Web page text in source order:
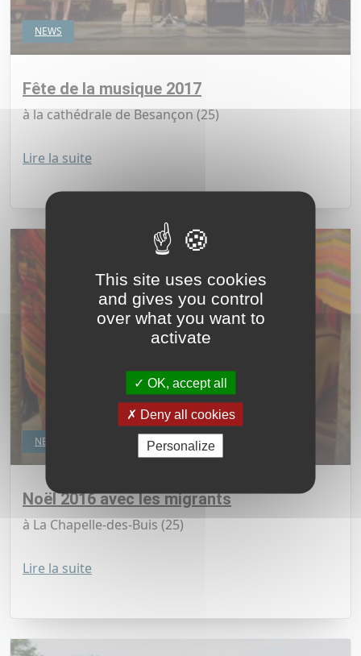
NEWS
Fête de la musique 2017
à la cathédrale de Besançon (25)
Lire la suite
NEWS
Noël 2016 avec les migrants
à La Chapelle-des-Buis (25)
Lire la suite
This site uses cookies
and gives you control
over what you want to
activate
OK, accept all
Deny all cookies
Personalize